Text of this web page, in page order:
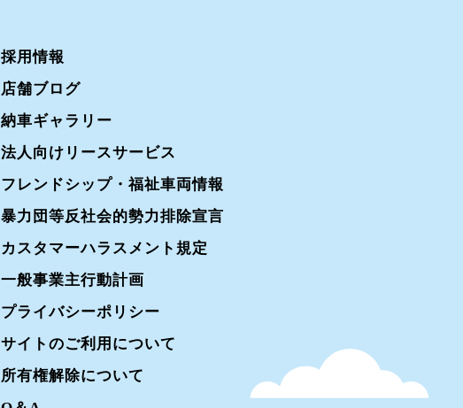
採用情報
店舗ブログ
納車ギャラリー
法人向けリースサービス
フレンドシップ・福祉車両情報
暴力団等反社会的勢力排除宣言
カスタマーハラスメント規定
一般事業主行動計画
プライバシーポリシー
サイトのご利用について
所有権解除について